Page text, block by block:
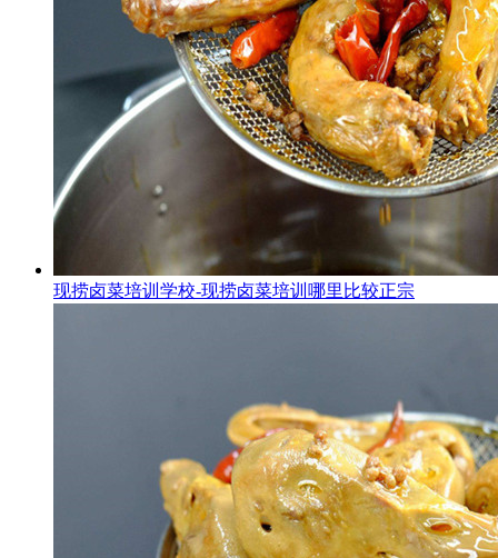
现捞卤菜培训学校-现捞卤菜培训哪里比较正宗